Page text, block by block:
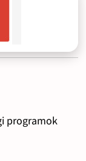
programok